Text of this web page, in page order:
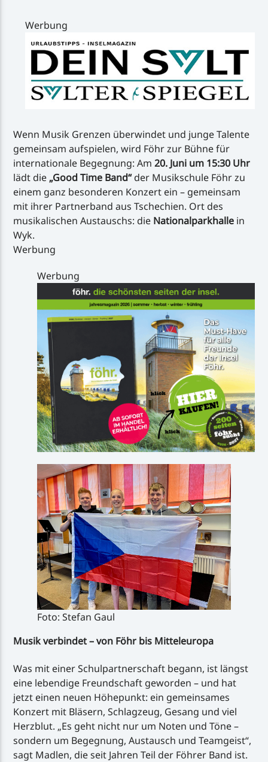
Werbung
Wenn Musik Grenzen überwindet und junge Talente
gemeinsam aufspielen, wird Föhr zur Bühne für
internationale Begegnung: Am20. Juni um 15:30 Uhr
lädt die „Good Time Band“der Musikschule Föhr zu
einem ganz besonderen Konzert ein – gemeinsam
mit ihrer Partnerband aus Tschechien. Ort des
musikalischen Austauschs: die Nationalparkhalle in
Wyk.
Werbung
Werbung
Foto: Stefan Gaul
Musik verbindet – von Föhr bis Mitteleuropa
Was mit einer Schulpartnerschaft begann, ist längst
eine lebendige Freundschaft geworden – und hat
jetzt einen neuen Höhepunkt: ein gemeinsames
Konzert mit Bläsern, Schlagzeug, Gesang und viel
Herzblut. „Es geht nicht nur um Noten und Töne –
sondern um Begegnung, Austausch und Teamgeist“,
sagt Madlen, die seit Jahren Teil der Föhrer Band ist.